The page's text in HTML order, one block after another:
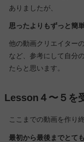
ありましたが、
思ったよりもずっと簡
他の動画クリエイター
など、参考にして自分
たらと思います。
Lesson４〜５を
ここまでの動画を作り
最初から最後までとて